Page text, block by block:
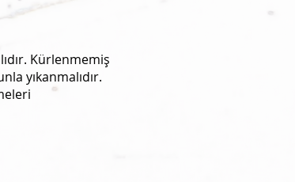
Kürlenmemiş
yıkanmalıdır.